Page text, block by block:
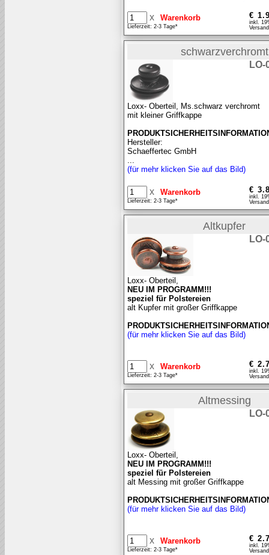
x
Lieferzeit: 2-3 Tage*
€
inkl.
schwarzverchromt
LO-
Loxx- Oberteil, Ms.schwarz verchromt
mit kleiner Griffkappe
Hersteller:
Schaeffertec GmbH
(für mehr klicken Sie auf das Bild)
x
Lieferzeit: 2-3 Tage*
€
inkl.
Altkupfer
LO-
Loxx- Oberteil,
NEU IM PROGRAMM!!!
speziel für Polstereien
alt Kupfer mit großer Griffkappe
(für mehr klicken Sie auf das Bild)
x
Lieferzeit: 2-3 Tage*
€
inkl.
Altmessing
LO-
Loxx- Oberteil,
NEU IM PROGRAMM!!!
speziel für Polstereien
alt Messing mit großer Griffkappe
(für mehr klicken Sie auf das Bild)
x
Lieferzeit: 2-3 Tage*
€
inkl.